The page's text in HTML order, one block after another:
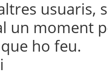
usuaris,
un moment
ho feu.